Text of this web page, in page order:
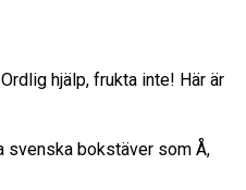
hjälp, frukta inte! Här är
svenska bokstäver som Å,